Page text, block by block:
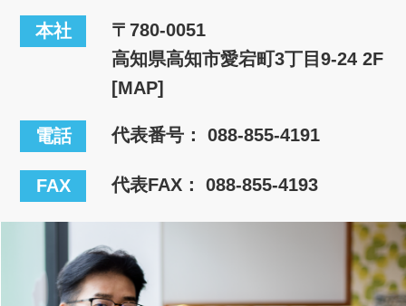
本社
〒780-0051
高知県高知市愛宕町3丁目9-24 2F
[MAP]
電話 代表番号：088-855-4191
FAX 代表FAX： 088-855-4193